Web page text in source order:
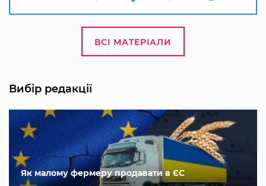
ВСІ МАТЕРІАЛИ
Вибір редакції
Як малому фермеру продавати в ЄС